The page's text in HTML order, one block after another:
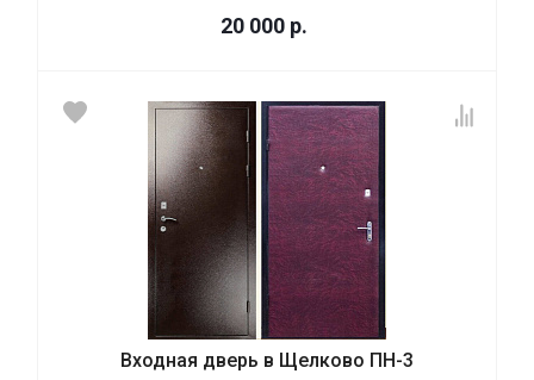
20 000 р.
Входная дверь в Щелково ПН-3